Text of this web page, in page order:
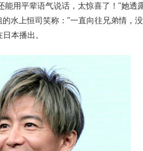
能用平辈语气说话，太惊喜了！"她透
水上恒司笑称："一直向往兄弟情，没
本播出。